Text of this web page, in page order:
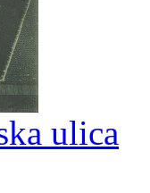
ulica